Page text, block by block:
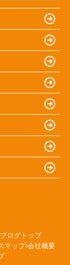
ブログトップ
マップ 会社概要